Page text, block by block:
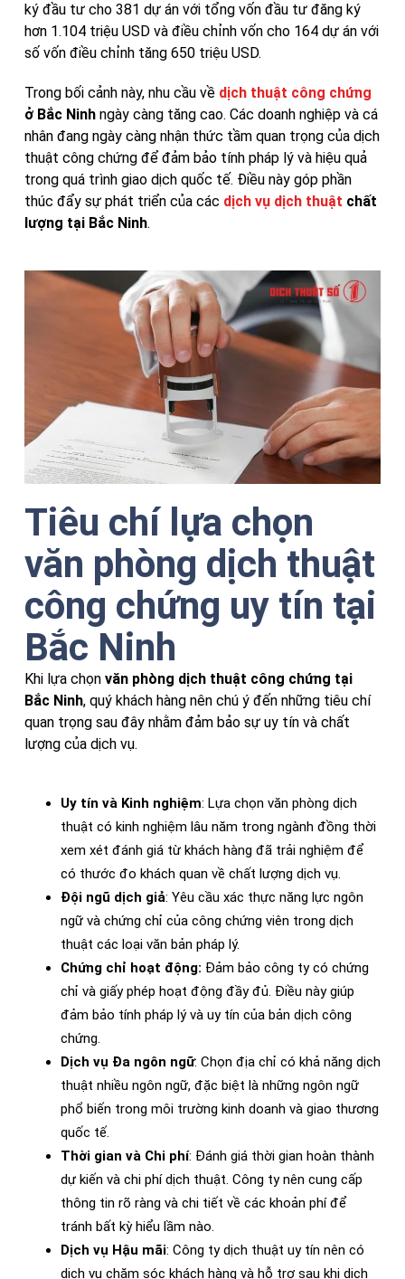
ký đầu tư cho 381 dự án với tổng vốn đầu tư đăng ký
hơn 1.104 triệu USD và điều chỉnh vốn cho 164 dự án với
số vốn điều chỉnh tăng 650 triệu USD.
Trong bối cảnh này, nhu cầu về dịch thuật công chứng
ở Bắc Ninh ngày càng tăng cao. Các doanh nghiệp và cá
nhân đang ngày càng nhận thức tầm quan trọng của dịch
thuật công chứng để đảm bảo tính pháp lý và hiệu quả
trong quá trình giao dịch quốc tế. Điều này góp phần
thúc đẩy sự phát triển của các dịch vụ dịch thuật chất
lượng tại Bắc Ninh.
Tiêu chí lựa chọn
văn phòng dịch thuật
công chứng uy tín tại
Bắc Ninh
Khi lựa chọn văn phòng dịch thuật công chứng tại
Bắc Ninh, quý khách hàng nên chú ý đến những tiêu chí
quan trọng sau đây nhằm đảm bảo sự uy tín và chất
lượng của dịch vụ.
Uy tín và Kinh nghiệm: Lựa chọn văn phòng dịch
thuật có kinh nghiệm lâu năm trong ngành đồng thời
xem xét đánh giá từ khách hàng đã trải nghiệm để
có thước đo khách quan về chất lượng dịch vụ.
Đội ngũ dịch giả: Yêu cầu xác thực năng lực ngôn
ngữ và chứng chỉ của công chứng viên trong dịch
thuật các loại văn bản pháp lý.
Chứng chỉ hoạt động: Đảm bảo công ty có chứng
chỉ và giấy phép hoạt động đầy đủ. Điều này giúp
đảm bảo tính pháp lý và uy tín của bản dịch công
chứng.
Dịch vụ Đa ngôn ngữ: Chọn địa chỉ có khả năng dịch
thuật nhiều ngôn ngữ, đặc biệt là những ngôn ngữ
phổ biến trong môi trường kinh doanh và giao thương
quốc tế.
Thời gian và Chi phí: Đánh giá thời gian hoàn thành
dự kiến và chi phí dịch thuật. Công ty nên cung cấp
thông tin rõ ràng và chi tiết về các khoản phí để
tránh bất kỳ hiểu lầm nào.
Dịch vụ Hậu mãi: Công ty dịch thuật uy tín nên có
dịch vụ chăm sóc khách hàng và hỗ trợ sau khi dịch